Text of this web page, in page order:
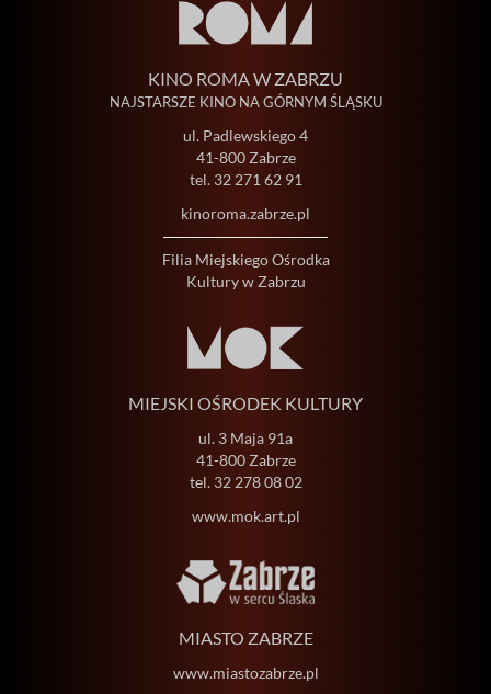
KINO ROMA W ZABRZU
NAJSTARSZE KINO NA GÓRNYM ŚLĄSKU
ul. Padlewskiego 4
41-800 Zabrze
tel. 32 271 62 91
kinoroma.zabrze.pl
Filia Miejskiego Ośrodka
Kultury w Zabrzu
MIEJSKI OŚRODEK KULTURY
ul. 3 Maja 91a
41-800 Zabrze
tel. 32 278 08 02
www.mok.art.pl
MIASTO ZABRZE
www.miastozabrze.pl